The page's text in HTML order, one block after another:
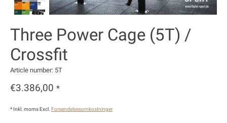
Three Power Cage (5T) /
Crossfit
Article number: 5T
€3.386,00 *
* Inkl. moms Excl. Forsendelsesomkostninger